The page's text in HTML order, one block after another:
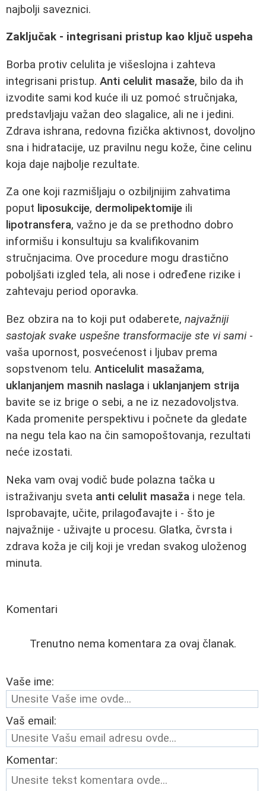
najbolji saveznici.
Zaključak - integrisani pristup kao ključ uspeha
Borba protiv celulita je višeslojna i zahteva
integrisani pristup. Anti celulit masaže, bilo da ih
izvodite sami kod kuće ili uz pomoć stručnjaka,
predstavljaju važan deo slagalice, ali ne i jedini.
Zdrava ishrana, redovna fizička aktivnost, dovoljno
sna i hidratacije, uz pravilnu negu kože, čine celinu
koja daje najbolje rezultate.
Za one koji razmišljaju o ozbiljnijim zahvatima
poput liposukcije, dermolipektomije ili
lipotransfera, važno je da se prethodno dobro
informišu i konsultuju sa kvalifikovanim
stručnjacima. Ove procedure mogu drastično
poboljšati izgled tela, ali nose i određene rizike i
zahtevaju period oporavka.
Bez obzira na to koji put odaberete, najvažniji
sastojak svake uspešne transformacije ste vi sami-
vaša upornost, posvećenost i ljubav prema
sopstvenom telu. Anticelulit masažama,
uklanjanjem masnih naslaga i uklanjanjem strija
bavite se iz brige o sebi, a ne iz nezadovoljstva.
Kada promenite perspektivu i počnete da gledate
na negu tela kao na čin samopoštovanja, rezultati
neće izostati.
Neka vam ovaj vodič bude polazna tačka u
istraživanju sveta anti celulit masaža i nege tela.
Isprobavajte, učite, prilagođavajte i - što je
najvažnije - uživajte u procesu. Glatka, čvrsta i
zdrava koža je cilj koji je vredan svakog uloženog
minuta.
Komentari
Trenutno nema komentara za ovaj članak.
Vaše ime:
Vaš email:
Komentar: